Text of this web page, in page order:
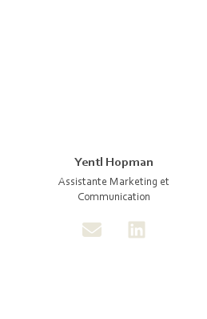
Yentl Hopman
Assistante Marketing et
Communication